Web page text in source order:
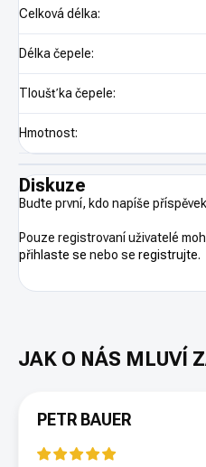
Celková délka:
Délka čepele:
Tloušťka čepele:
Hmotnost:
Diskuze
Buďte první, kdo napíše
Pouze registrovaní uživatelé
přihlaste se nebo se registrujte.
PETR BAUER